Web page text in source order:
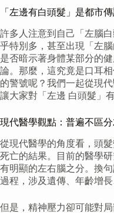
「左邊有白頭髮」是都市
許多人注意到自己「左腦
乎特別多，甚至出現「左
是否暗示著身體某部分的
論。那麼，這究竟是口耳
的警號呢？我們一起從現
讓大家對「左邊 白頭髮」
現代醫學觀點：普遍不區
從現代醫學的角度看，頭
死亡的結果。目前的醫學
有明顯的左右腦之分。換
過程，涉及遺傳、年齡增長
但是，精神壓力卻可能對